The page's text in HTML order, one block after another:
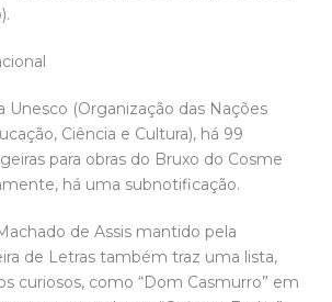
Unesco (Organização das Nações
Ciência e Cultura), há 99
para obras do Bruxo do Cosme
há uma subnotificação.
de Assis mantido pela
de Letras também traz uma lista,
curiosos, como “Dom Casmurro” em